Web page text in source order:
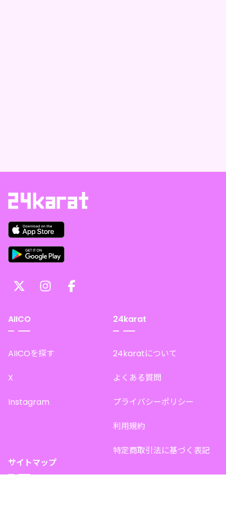
AIICO
AIICOを探す
X
Instagram
24karat
24karatについて
よくある質問
プライバシーポリシー
利用規約
特定商取引法に基づく表記
サイトマップ